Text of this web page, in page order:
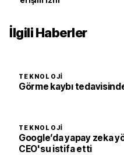
İlgili Haberler
TEKNOLOJI
Görme kaybı
TEKNOLOJI
Google’da yapay zeka
CEO'su istifa etti